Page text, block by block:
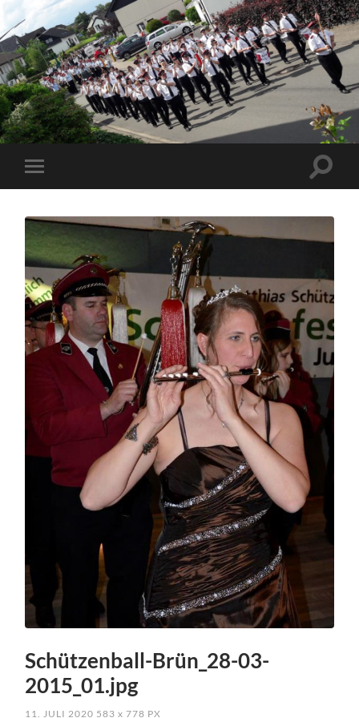
Schützenball-Brün_28-03-
2015_01.jpg
11. JULI 2020 583x 778 PX